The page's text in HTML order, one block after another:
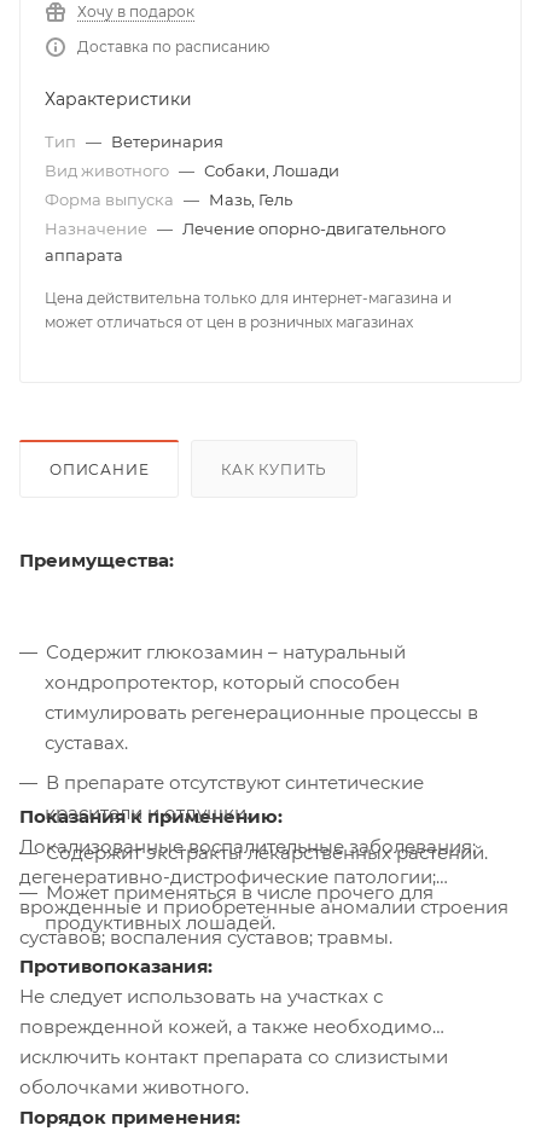
Хочу в подарок
Доставка по расписанию
Характеристики
Тип — Ветеринария
Вид животного — Собаки, Лошади
Форма выпуска — Мазь, Гель
Назначение — Лечение опорно-двигательного
аппарата
Цена действительна только для интернет-магазина и
может отличаться от цен в розничных магазинах
ОПИСАНИЕ КАК КУПИТЬ
Преимущества:
Содержит глюкозамин – натуральный
хондропротектор, который способен
стимулировать регенерационные процессы в
суставах.
В препарате отсутствуют синтетические
красители и отдушки.
Содержит экстракты лекарственных растений.
Может применяться в числе прочего для
продуктивных лошадей.
Показания к применению:
Локализованные воспалительные заболевания;
дегенеративно-дистрофические патологии;
врожденные и приобретенные аномалии строения
суставов; воспаления суставов; травмы.
Противопоказания:
Не следует использовать на участках с
поврежденной кожей, а также необходимо
исключить контакт препарата со слизистыми
оболочками животного.
Порядок применения: